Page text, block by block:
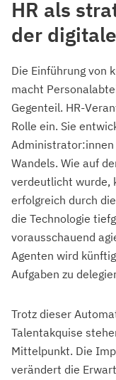
HR als
der
Die Einführung von
macht
Gegenteil. HR-
Rolle ein. Sie
Wandels. Wie auf
verdeutlicht wurde,
erfolgreich durch
die Technologie
vorausschauend
Agenten wird
Aufgaben zu
Trotz dieser
Talentakquise
Mittelpunkt. Die
verändert die